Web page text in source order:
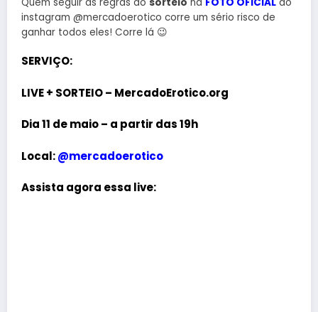
instagram @mercadoerotico corre um sério risco de
ganhar todos eles! Corre lá 😉
SERVIÇO:
LIVE + SORTEIO – MercadoErotico.org
Dia 11 de maio – a partir das 19h
Local:@mercadoerotico
Assista agora essa live: